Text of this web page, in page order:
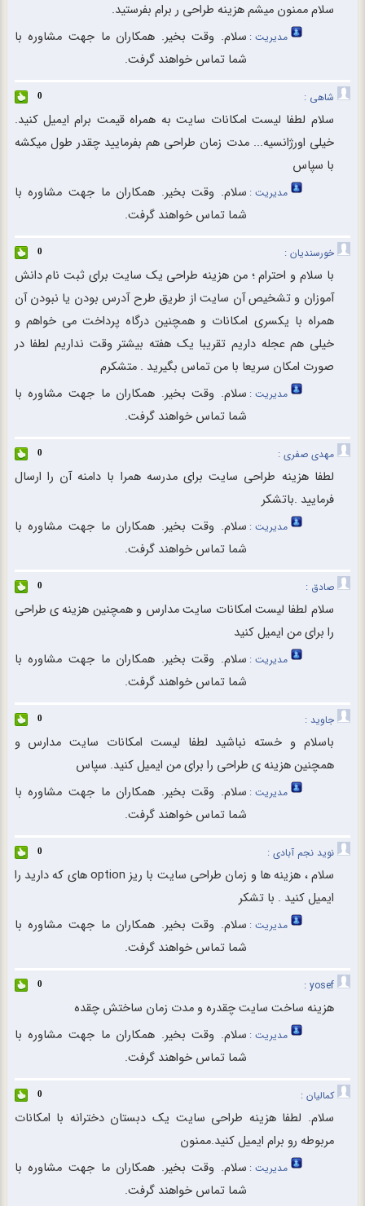
سلام ممنون میشم هزینه طراحی ر برام بفرستید.
مدیریت : سلام. وقت بخیر. همکاران ما جهت مشاوره با
شما تماس خواهند گرفت.
شاهی : 0
سلام لطفا لیست امکانات سایت به همراه قیمت برام ایمیل کنید.
خیلی اورژانسیه... مدت زمان طراحی هم بفرمایید چقدر طول میکشه
با سپاس
مدیریت : سلام. وقت بخیر. همکاران ما جهت مشاوره با
شما تماس خواهند گرفت.
خورسندیان : 0
با سلام و احترام ؛ من هزینه طراحی یک سایت برای ثبت نام دانش
آموزان و تشخیص آن سایت از طریق طرح آدرس بودن یا نبودن آن
همراه با یکسری امکانات و همچنین درگاه پرداخت می خواهم و
خیلی هم عجله داریم تقریبا یک هفته بیشتر وقت نداریم لطفا در
صورت امکان سریعا با من تماس بگیرید . متشکرم
مدیریت : سلام. وقت بخیر. همکاران ما جهت مشاوره با
شما تماس خواهند گرفت.
مهدی صفری : 0
لطفا هزینه طراحی سایت برای مدرسه همرا با دامنه آن را ارسال
فرمایید .باتشکر
مدیریت : سلام. وقت بخیر. همکاران ما جهت مشاوره با
شما تماس خواهند گرفت.
صادق : 0
سلام لطفا لیست امکانات سایت مدارس و همچنین هزینه ی طراحی
را برای من ایمیل کنید
مدیریت : سلام. وقت بخیر. همکاران ما جهت مشاوره با
شما تماس خواهند گرفت.
جاوید : 0
باسلام و خسته نباشید لطفا لیست امکانات سایت مدارس و
همچنین هزینه ی طراحی را برای من ایمیل کنید. سپاس
مدیریت : سلام. وقت بخیر. همکاران ما جهت مشاوره با
شما تماس خواهند گرفت.
نوید نجم آبادی : 0
سلام ، هزینه ها و زمان طراحی سایت با ریز option های که دارید را
ایمیل کنید . با تشکر
مدیریت : سلام. وقت بخیر. همکاران ما جهت مشاوره با
شما تماس خواهند گرفت.
yosef :
0
هزینه ساخت سایت چقدره و مدت زمان ساختش چقده
مدیریت : سلام. وقت بخیر. همکاران ما جهت مشاوره با
شما تماس خواهند گرفت.
کمالیان : 0
سلام. لطفا هزینه طراحی سایت یک دبستان دخترانه با امکانات
مربوطه رو برام ایمیل کنید.ممنون
مدیریت : سلام. وقت بخیر. همکاران ما جهت مشاوره با
شما تماس خواهند گرفت.